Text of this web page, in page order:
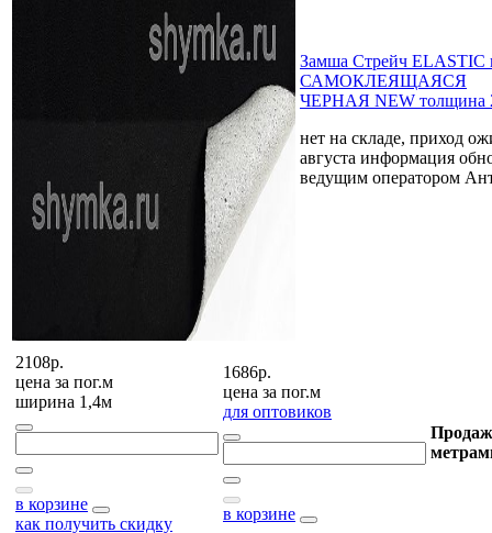
Замша Стрейч ELASTIC
САМОКЛЕЯЩАЯСЯ
ЧЕРНАЯ NEW толщина
нет на складе, приход
августа информация
ведущим оператором
2108р.
цена за пог.м
ширина 1,4м
в корзине
как получить скидку
1686р.
цена за пог.м
для оптовиков
в корзине